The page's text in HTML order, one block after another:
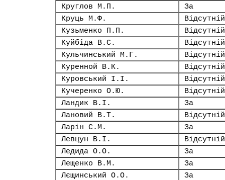
Круглов М.П.
За
Круць М.Ф.
Відсутній
Кузьменко П.П.
Відсутній
Куйбіда В.С.
Відсутній
Кульчинський М.Г.
Відсутній
Куренной В.К.
Відсутній
Куровський І.І.
Відсутній
Кучеренко О.Ю.
Відсутній
Ландик В.І.
За
Лановий В.Т.
Відсутній
Ларін С.М.
За
Левцун В.І.
Відсутній
Ледида О.О.
За
Лещенко В.М.
За
Лєщинський О.О.
За